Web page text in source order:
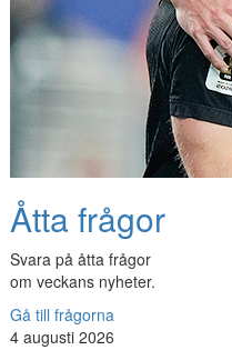
Åtta frågor
Svara på åtta frågor
om veckans nyheter.
Gå till frågorna
4 augusti 2026